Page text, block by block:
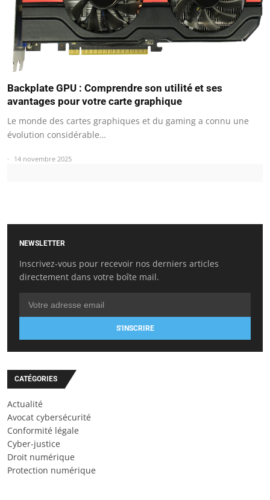
Backplate GPU : Comprendre son utilité et ses
avantages pour votre carte graphique
Le monde des cartes graphiques et du gaming a connu une
évolution considérable…
14 novembre 2025
NEWSLETTER
Inscrivez-vous pour recevoir nos derniers articles
directement dans votre boîte mail.
S'INSCRIRE
CATÉGORIES
Actualité
Avocat cybersécurité
Conformité légale
Cyber-justice
Droit numérique
Protection numérique